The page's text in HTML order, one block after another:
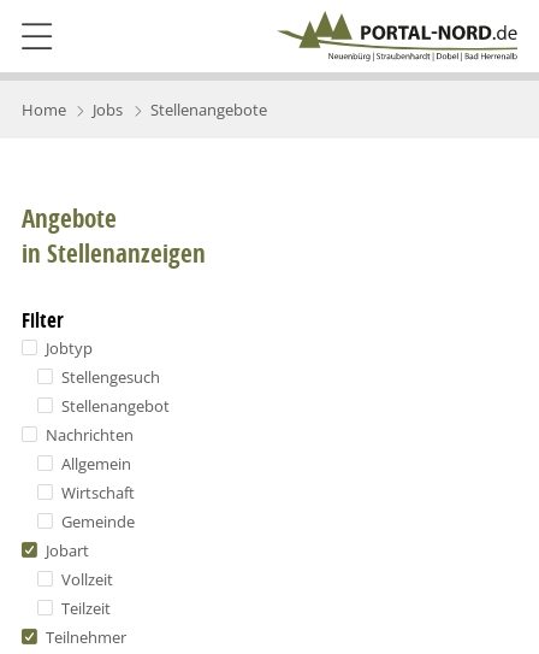
Home Jobs Stellenangebote
Angebote
in Stellenanzeigen
Filter
Jobtyp
Stellengesuch
Stellenangebot
Nachrichten
Allgemein
Wirtschaft
Gemeinde
Jobart
Vollzeit
Teilzeit
Teilnehmer